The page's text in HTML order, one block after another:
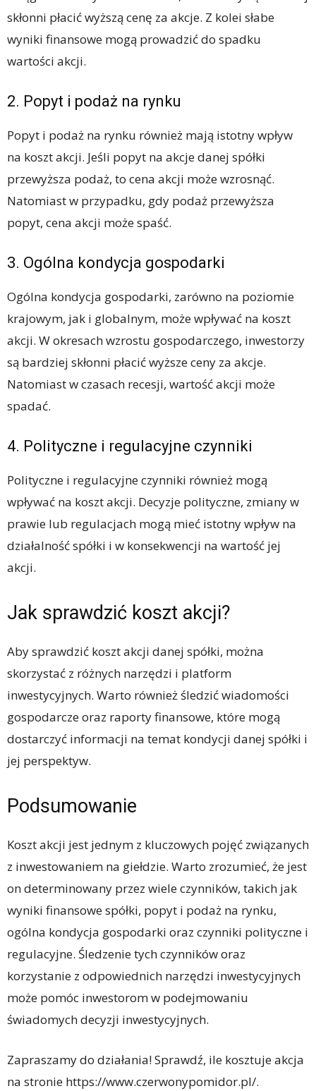
skłonni płacić wyższą cenę za akcje. Z kolei słabe
wyniki finansowe mogą prowadzić do spadku
wartości akcji.
2. Popyt i podaż na rynku
Popyt i podaż na rynku również mają istotny wpływ
na koszt akcji. Jeśli popyt na akcje danej spółki
przewyższa podaż, to cena akcji może wzrosnąć.
Natomiast w przypadku, gdy podaż przewyższa
popyt, cena akcji może spaść.
3. Ogólna kondycja gospodarki
Ogólna kondycja gospodarki, zarówno na poziomie
krajowym, jak i globalnym, może wpływać na koszt
akcji. W okresach wzrostu gospodarczego, inwestorzy
są bardziej skłonni płacić wyższe ceny za akcje.
Natomiast w czasach recesji, wartość akcji może
spadać.
4. Polityczne i regulacyjne czynniki
Polityczne i regulacyjne czynniki również mogą
wpływać na koszt akcji. Decyzje polityczne, zmiany w
prawie lub regulacjach mogą mieć istotny wpływ na
działalność spółki i w konsekwencji na wartość jej
akcji.
Jak sprawdzić koszt akcji?
Aby sprawdzić koszt akcji danej spółki, można
skorzystać z różnych narzędzi i platform
inwestycyjnych. Warto również śledzić wiadomości
gospodarcze oraz raporty finansowe, które mogą
dostarczyć informacji na temat kondycji danej spółki i
jej perspektyw.
Podsumowanie
Koszt akcji jest jednym z kluczowych pojęć związanych
z inwestowaniem na giełdzie. Warto zrozumieć, że jest
on determinowany przez wiele czynników, takich jak
wyniki finansowe spółki, popyt i podaż na rynku,
ogólna kondycja gospodarki oraz czynniki polityczne i
regulacyjne. Śledzenie tych czynników oraz
korzystanie z odpowiednich narzędzi inwestycyjnych
może pomóc inwestorom w podejmowaniu
świadomych decyzji inwestycyjnych.
Zapraszamy do działania! Sprawdź, ile kosztuje akcja
na stronie https://www.czerwonypomidor.pl/.